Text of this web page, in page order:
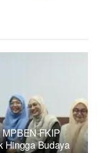
FKIP
Hingga Budaya